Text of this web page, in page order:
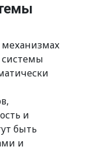
и
быть
и